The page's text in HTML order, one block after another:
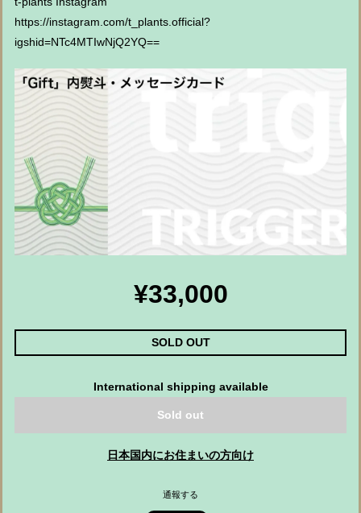
https://instagram.com/t_plants.official?
igshid=NTc4MTIwNjQ2YQ==
¥33,000
SOLD OUT
International shipping available
Sold out
日本国内にお住まいの方向け
通報する